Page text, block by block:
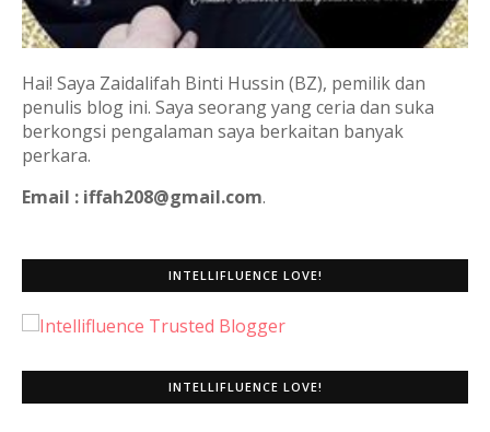
Hai! Saya Zaidalifah Binti Hussin (BZ), pemilik dan
penulis blog ini. Saya seorang yang ceria dan suka
berkongsi pengalaman saya berkaitan banyak
perkara.
Email : iffah208@gmail.com.
INTELLIFLUENCE LOVE!
INTELLIFLUENCE LOVE!